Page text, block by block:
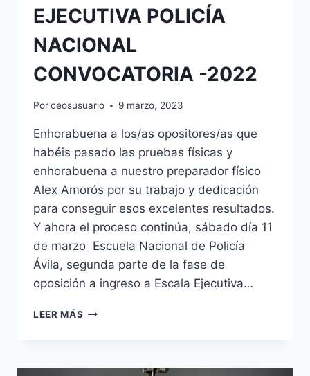
EJECUTIVA POLICÍA
NACIONAL
CONVOCATORIA -2022
Porceosusuario 9 marzo, 2023
Enhorabuena a los/as opositores/as que
habéis pasado las pruebas físicas y
enhorabuena a nuestro preparador físico
Alex Amorós por su trabajo y dedicación
para conseguir esos excelentes resultados.
Y ahora el proceso continúa, sábado día 11
de marzo Escuela Nacional de Policía
Ávila, segunda parte de la fase de
oposición a ingreso a Escala Ejecutiva…
LEER MÁS SEGUNDA
ESCALA